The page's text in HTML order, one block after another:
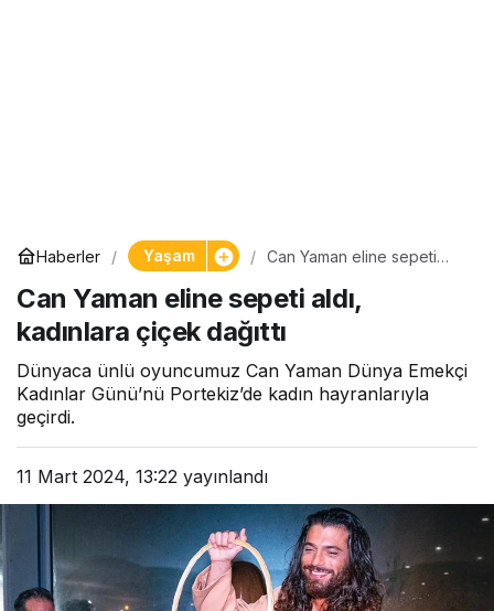
Haberler Yaşam
Can Yaman eline sepeti
Can Yaman eline sepeti aldı,
kadınlara çiçek dağıttı
Dünyaca ünlü oyuncumuz Can Yaman Dünya Emekçi
Kadınlar Günü’nü Portekiz’de kadın hayranlarıyla
geçirdi.
11 Mart 2024, 13:22 yayınlandı